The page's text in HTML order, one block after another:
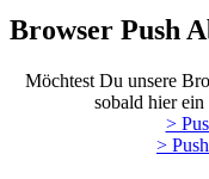
Browser Push
Möchtest Du unsere
sobald hier
>
>